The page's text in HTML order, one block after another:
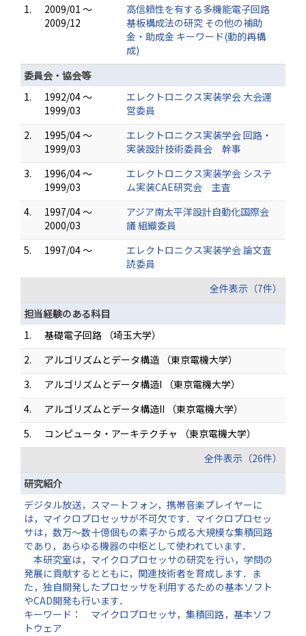
1.
2009/01 ～
2009/12
高信頼性を有する多機能電子回路
基板構成法の研究 その他の補助
金・助成金 キーワード(動的再構
成)
委員会・協会等
1.
1992/04 ～
1999/03
エレクトロニクス実装学会 大会運
営委員
2.
1995/04 ～
1999/03
エレクトロニクス実装学会 回路・
実装設計技術委員会 幹事
3.
1996/04 ～
1999/03
エレクトロニクス実装学会 システ
ム実装CAE研究会 主査
4.
1997/04 ～
2000/03
アジア南太平洋設計自動化国際会
議 組織委員
5.
1997/04 ～
エレクトロニクス実装学会 論文査
読委員
全件表示（7件）
担当経験のある科目
1.
基礎電子回路 （埼玉大学）
2.
アルゴリズムとデータ構造 （東京電機大学）
3.
アルゴリズムとデータ構造I （東京電機大学）
4.
アルゴリズムとデータ構造II （東京電機大学）
5.
コンピュータ・アーキテクチャ （東京電機大学）
全件表示（26件）
研究紹介
デジタル放送，スマートフォン，携帯音楽プレイヤーに
は，マイクロプロセッサが不可欠です．マイクロプロセッ
サは，数万～数十億個もの素子から成る大規模な集積回路
であり，あらゆる機器の中枢として使われています．
本研究室は，マイクロプロセッサの研究を行い，学問の
発展に貢献するとともに，関連技術者を育成します．ま
た，独自開発したプロセッサを利用するための基本ソフト
やCAD開発も行います．
キーワード： マイクロプロセッサ，集積回路，基本ソフ
トウェア